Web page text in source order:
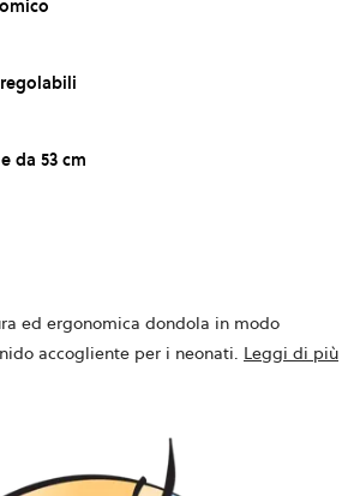
da 53 cm
ed ergonomica dondola in modo
accogliente per i neonati. Leggi di più